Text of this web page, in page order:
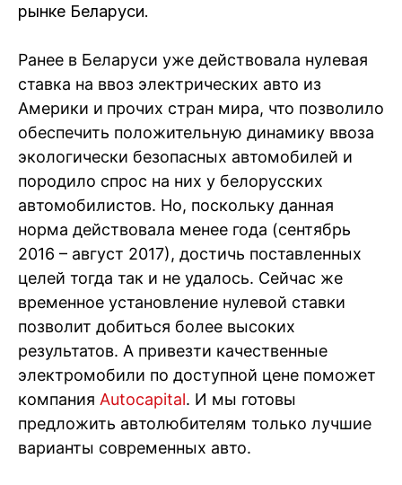
рынке Беларуси.
Ранее в Беларуси уже действовала нулевая
ставка на ввоз электрических авто из
Америки и прочих стран мира, что позволило
обеспечить положительную динамику ввоза
экологически безопасных автомобилей и
породило спрос на них у белорусских
автомобилистов. Но, поскольку данная
норма действовала менее года (сентябрь
2016 – август 2017), достичь поставленных
целей тогда так и не удалось. Сейчас же
временное установление нулевой ставки
позволит добиться более высоких
результатов. А привезти качественные
электромобили по доступной цене поможет
компания Autocapital. И мы готовы
предложить автолюбителям только лучшие
варианты современных авто.